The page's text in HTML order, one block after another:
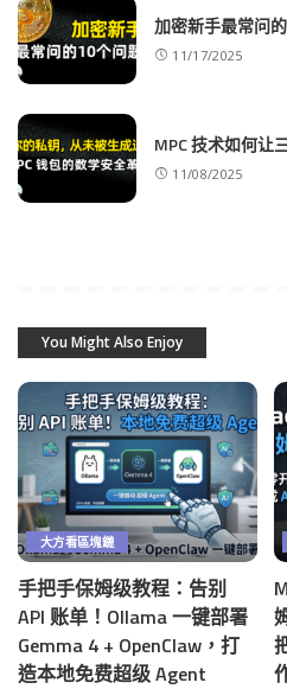
加密新手最常问
11/17/2025
MPC 技术如何让
11/08/2025
You Might Also Enjoy
大方看區塊鏈
手把手保姆级教程：告别
API 账单！Ollama 一键部署
Gemma 4 + OpenClaw，打
造本地免费超级 Agent